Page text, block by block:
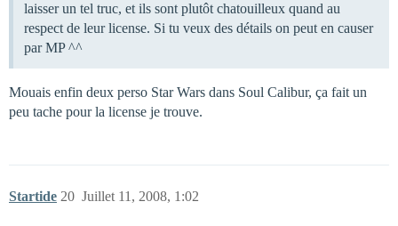
laisser un tel truc, et ils sont plutôt chatouilleux quand au
respect de leur license. Si tu veux des détails on peut en causer
par MP ^^
Mouais enfin deux perso Star Wars dans Soul Calibur, ça fait un
peu tache pour la license je trouve.
Startide Juillet 11, 2008, 1:02
20